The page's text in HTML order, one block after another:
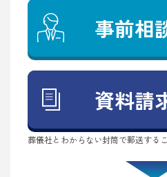
事前相
資料請
葬儀社とわからない封筒で郵送する